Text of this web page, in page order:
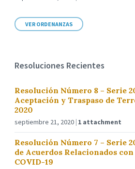
VER ORDENANZAS
Resoluciones Recientes
Resolución Número 8 – Serie
Aceptación y Traspaso de
2020
septiembre 21, 2020 1 attachment
Resolución Número 7 – Serie
de Acuerdos Relacionados
COVID-19